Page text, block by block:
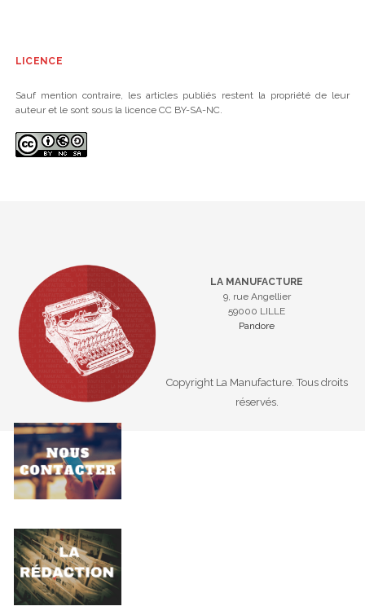
LICENCE
Sauf mention contraire, les articles publiés restent la propriété de leur
auteur et le sont sous la licence CC BY-SA-NC.
LA MANUFACTURE
9, rue Angellier
59000 LILLE
Pandore
Copyright La Manufacture. Tous droits
réservés.